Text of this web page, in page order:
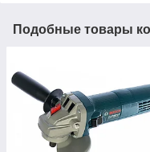
Подобные товары